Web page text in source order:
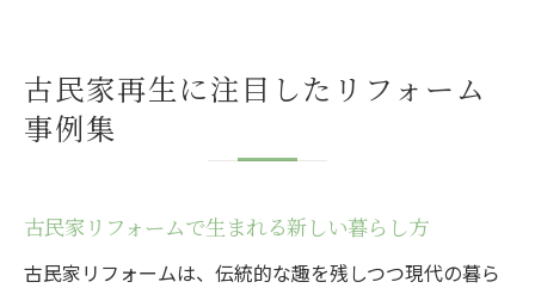
古民家再生に注目したリフォーム
事例集
古民家リフォームで生まれる新しい暮らし方
古民家リフォームは、伝統的な趣を残しつつ現代の暮ら